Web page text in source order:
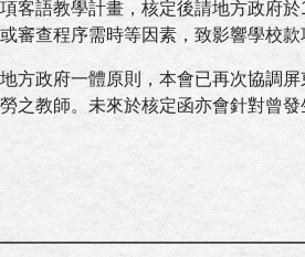
客語教學計畫，核定後請地方政府
審查程序需時等因素，致影響學校款
方政府一體原則，本會已再次協調
之教師。未來於核定函亦會針對曾